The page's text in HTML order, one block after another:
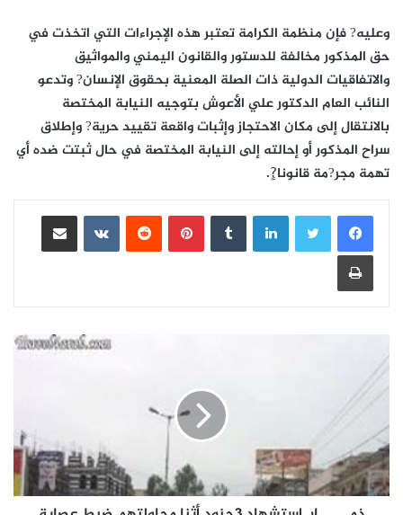
وعليه? فإن منظمة الكرامة تعتبر هذه الإجراءات التي اتخذت في
حق المذكور مخالفة للدستور والقانون اليمني والمواثيق
والاتفاقيات الدولية ذات الصلة المعنية بحقوق الإنسان? وتدعو
النائب العام الدكتور علي الأعوش بتوجيه النيابة المختصة
بالانتقال إلى مكان الاحتجاز وإثبات واقعة تقييد حرية? وإطلاق
سراح المذكور أو إحالته إلى النيابة المختصة في حال ثبتت ضده أي
تهمة مجر?مة قانونا?ٍ.
لينكدإن بينتيريست
مشاركة عبر البريد
طباعة